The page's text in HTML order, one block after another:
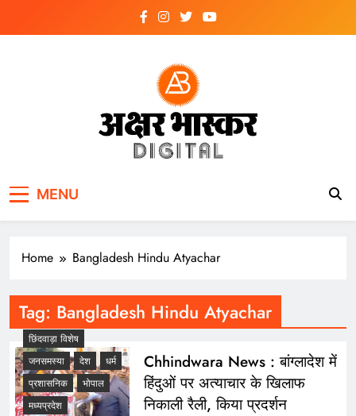
MENU
Home Bangladesh Hindu Atyachar
Tag: Bangladesh Hindu Atyachar
छिंदवाड़ा विशेष
जनसमस्या
देश
धर्म
प्रशासनिक
भोपाल
मध्यप्रदेश
Chhindwara News : बांग्लादेश में
हिंदुओं पर अत्याचार के खिलाफ
निकाली रैली, किया प्रदर्शन